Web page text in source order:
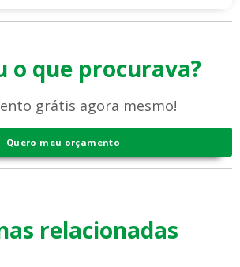
o que procurava?
grátis agora mesmo!
Quero meu orçamento
relacionadas